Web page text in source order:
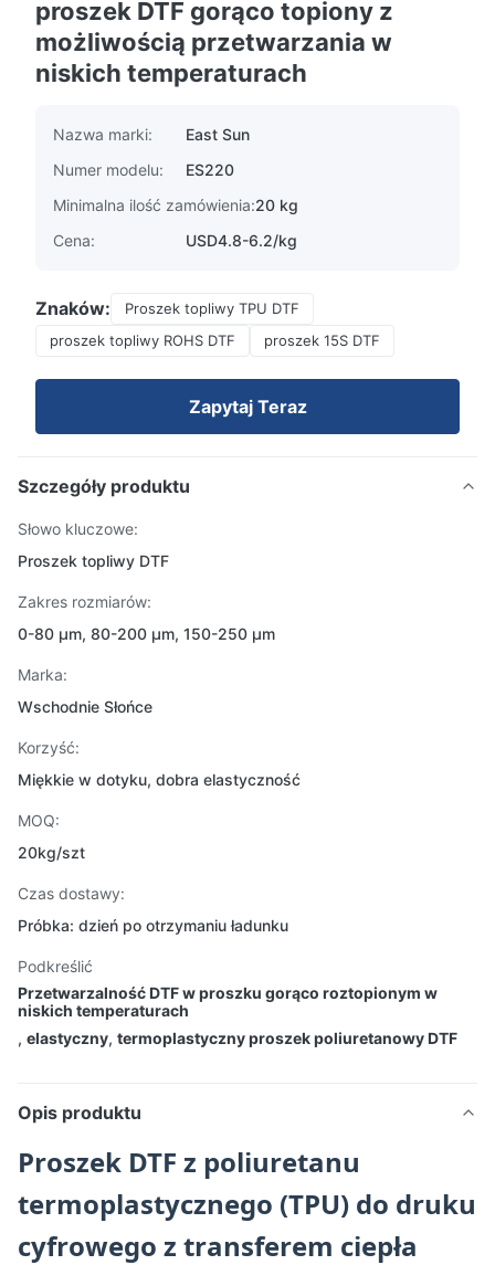
proszek DTF gorąco topiony z
możliwością przetwarzania w
niskich temperaturach
Nazwa marki:
East Sun
Numer modelu:
ES220
Minimalna ilość zamówienia:20 kg
Cena:
USD4.8-6.2/kg
Znaków:
Proszek topliwy TPU DTF
proszek topliwy ROHS DTF
proszek 15S DTF
Zapytaj Teraz
Szczegóły produktu
Słowo kluczowe:
Proszek topliwy DTF
Zakres rozmiarów:
0-80 μm, 80-200 μm, 150-250 μm
Marka:
Wschodnie Słońce
Korzyść:
Miękkie w dotyku, dobra elastyczność
MOQ:
20kg/szt
Czas dostawy:
Próbka: dzień po otrzymaniu ładunku
Podkreślić
Przetwarzalność DTF w proszku gorąco roztopionym w
niskich temperaturach
, elastyczny, termoplastyczny proszek poliuretanowy DTF
Opis produktu
Proszek DTF z poliuretanu
termoplastycznego (TPU) do druku
cyfrowego z transferem ciepła